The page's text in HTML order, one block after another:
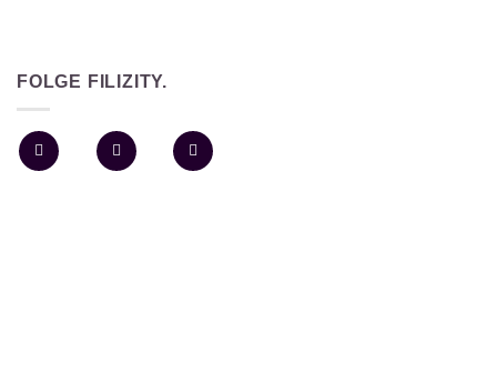
FOLGE FILIZITY.